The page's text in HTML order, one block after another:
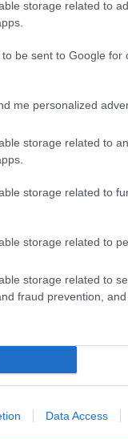
storage related to
be sent to Google for
me personalized
storage related to
storage related to
storage related to
storage related to
fraud prevention,
Data Access